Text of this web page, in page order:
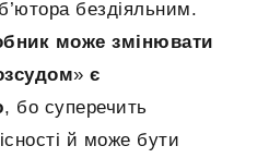
бездіяльним.
може змінювати
» є
, бо суперечить
й може бути